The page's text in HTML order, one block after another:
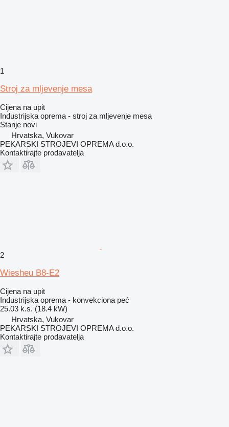
1
Stroj za mljevenje mesa
Cijena na upit
Industrijska oprema - stroj za mljevenje mesa
Stanje novi
Hrvatska, Vukovar
PEKARSKI STROJEVI OPREMA d.o.o.
Kontaktirajte prodavatelja
2
Wiesheu B8-E2
Cijena na upit
Industrijska oprema - konvekciona peć
25.03 k.s. (18.4 kW)
Hrvatska, Vukovar
PEKARSKI STROJEVI OPREMA d.o.o.
Kontaktirajte prodavatelja